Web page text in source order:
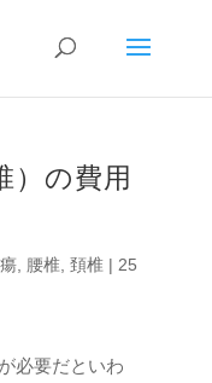
）の費用
, 腰椎, 頚椎| 25
必要だといわ